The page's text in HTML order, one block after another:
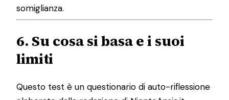
somiglianza.
6. Su cosa si basa e i suoi
limiti
Questo test è un questionario di auto-riflessione